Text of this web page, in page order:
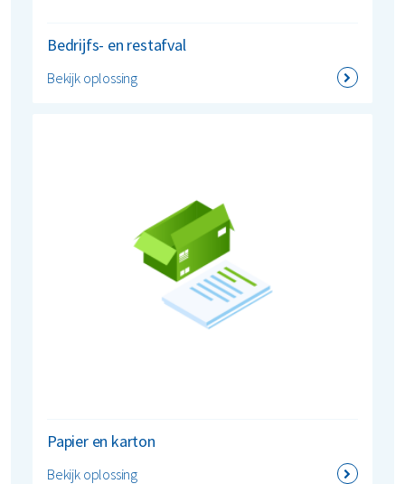
Bedrijfs- en restafval
Bekijk oplossing
Papier en karton
Bekijk oplossing